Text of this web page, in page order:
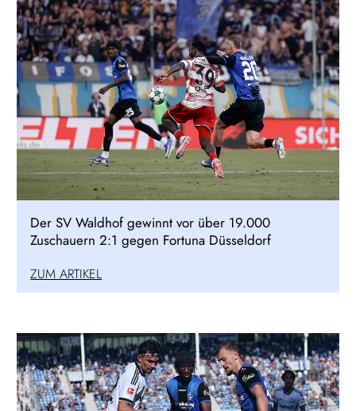
Der SV Waldhof gewinnt vor über 19.000
Zuschauern 2:1 gegen Fortuna Düsseldorf
ZUM ARTIKEL